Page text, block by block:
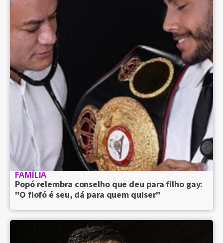
FAMÍLIA
Popó relembra conselho que deu para filho gay:
"O fiofó é seu, dá para quem quiser"